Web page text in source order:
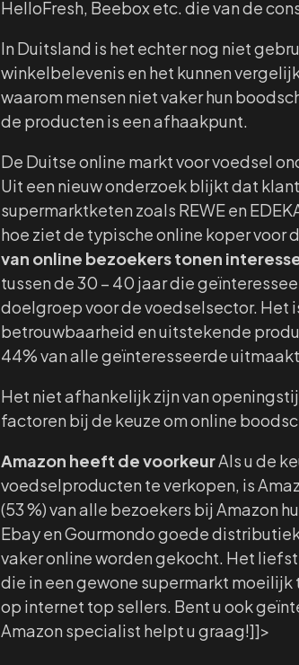
HelloFresh, Beebox etc. die van de
In Duitsland is het echter nog niet
winkelbelevenis en het kunnen
waarom mensen niet vaker hun
de producten is een afhaakpunt.
De Duitse online markt voor voedsel
Uit een nieuw onderzoek blijkt dat
supermarktketen zoals REWE en
hoe ziet de typische online koper voor
van online bezoekers tonen
tussen de 30 – 40 jaar die
doelgroep voor de voedselsector. Het
betrouwbaarheid en uitstekende
44% van alle geïnteresseerde
Het niet afhankelijk zijn van
factoren bij de keuze om online
Amazon heeft de voorkeurAls u de
voedselproducten te verkopen, is
(53 %) van alle bezoekers bij Amazon
Ebay en Gourmondo goede
vaker online worden gekocht. Het
die in een gewone supermarkt moeilijk
op internet top sellers. Bent u ook
Amazon specialist helpt u graag!]]>